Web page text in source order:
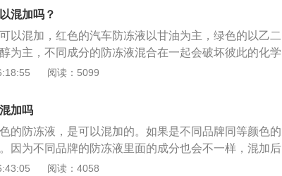
的玻璃水、防冻液这些液体都会染色，防止误服。
盆承接旧液；4、扳手拆开箱盖；5、加入软化水怠速5
充分清洗；6、加入新冷却液至水位上限；7、怠速5分
补满即可。
混加吗？
以混加，红色的汽车防冻液以甘油为主，绿色的以乙二
为主，不同成分的防冻液混合在一起会破坏彼此的化学
冻液的沸点、增加防冻液的腐蚀性等情况。汽车防冻液
动机气缸体或气缸盖。汽车防冻液直接影响汽车的性能
防冻液只是冬天才使用，但其实防冻液全年都要使用。
阅读：5099
加吗
的防冻液，是可以混加的。如果是不同品牌同等颜色的
因为不同品牌的防冻液里面的成分也会不一样，混加后
效果，严重的还会对汽车发动机造成损伤。截止到2019
阅读：4058